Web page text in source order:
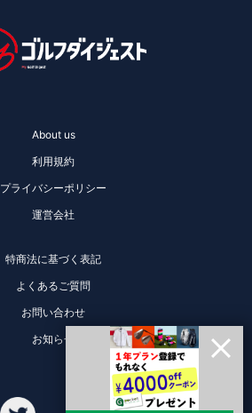
About us
利用規約
プライバシーポリシー
運営会社
特商法に基づく表記
よくあるご質問
お問い合わせ
お知らせ